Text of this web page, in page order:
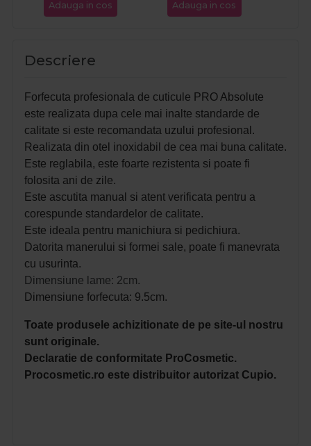
Adauga in cos Adauga in cos
Descriere
Forfecuta profesionala de cuticule PRO Absolute
este realizata dupa cele mai inalte standarde de
calitate si este recomandata uzului profesional.
Realizata din otel inoxidabil de cea mai buna calitate.
Este reglabila, este foarte rezistenta si poate fi
folosita ani de zile.
Este ascutita manual si atent verificata pentru a
corespunde standardelor de calitate.
Este ideala pentru manichiura si pedichiura.
Datorita manerului si formei sale, poate fi manevrata
cu usurinta.
Dimensiune lame: 2cm.
Dimensiune forfecuta: 9.5cm.
Toate produsele achizitionate de pe site-ul nostru
sunt originale.
Declaratie de conformitate ProCosmetic.
Procosmetic.ro este distribuitor autorizat Cupio.